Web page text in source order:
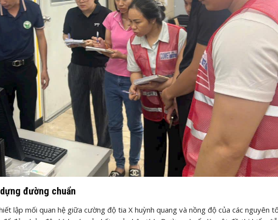
đường chuẩn
lập mối quan hệ giữa cường độ tia X huỳnh quang và nồng độ của các nguyên